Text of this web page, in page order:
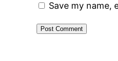
Save my name,